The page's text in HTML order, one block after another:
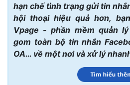
hạn chế tình trạng gửi tin
hội thoại hiệu quả hơn,
Vpage - phần mềm quản
gom toàn bộ tin nhắn
OA… về một nơi và xử lý